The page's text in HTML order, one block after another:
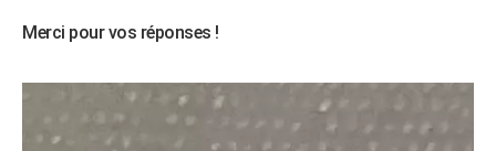
CARTE DE VOEUX
PROGRAMME TV
Merci pour vos réponses !